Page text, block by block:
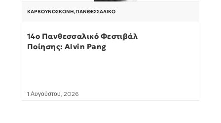
ΚΑΡΒΟΥΝΌΣΚΟΝΗ,ΠΑΝΘΕΣΣΑΛΙΚΌ
14ο Πανθεσσαλικό Φεστιβάλ
Ποίησης: Alvin Pang
1 Αυγούστου, 2026